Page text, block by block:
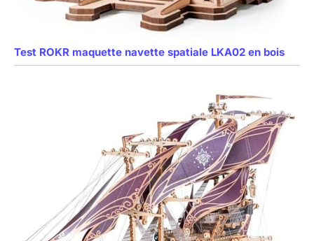
Test ROKR maquette navette spatiale LKA02 en bois